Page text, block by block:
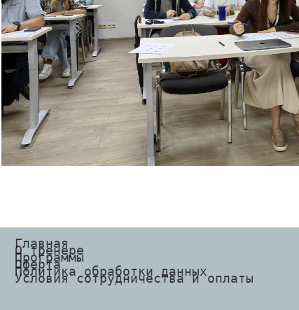
Главная
О тренере
Программы
Оферта
Политика обработки данных
Условия сотрудничества и оплаты